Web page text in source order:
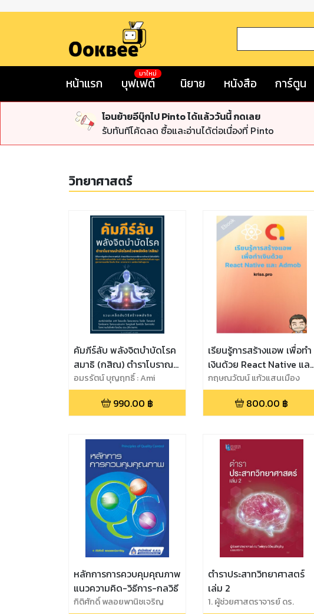
หน้าแรก บุฟเฟต์
มาใหม่
นิยาย หนังสือ การ์ตูน
โอนย้ายอีบุ๊กไป Pinto ได้แล้ววันนี้ กดเลย
รับทันทีโค้ดลด ซื้อและอ่านได้ต่อเนื่องที่ Pinto
วิทยาศาสตร์
คัมภีร์ลับ พลังจิตบำบัดโรค
สมาธิ (กสิณ) ตำราโบราณ
บำบัดโรคด้วยพลังจิต วิธี
การบำบัดโรคด้วยพลังจิต
สมาธิ (กสิณ)
อมรรัตน์ บุญฤทธิ์ : Ami
Lawyer
990.00 ฿
เรียนรู้การสร้างแอพ เพื่อทำ
เงินด้วย React Native และ
Admob
กฤษณวัฒน์ แก้วแสนเมือง
800.00 ฿
หลักการการควบคุมคุณภาพ
แนวความคิด-วิธีการ-กลวิธี
กิติศักดิ์ พลอยพานิชเจริญ
ตำราประสาทวิทยาศาสตร์
เล่ม 2
1. ผู้ช่วยศาสตราจารย์ ดร.